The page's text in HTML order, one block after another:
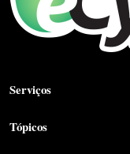
Serviços
Tópicos